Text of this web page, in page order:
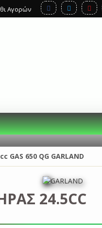
Αγορών
650 QG GARLAND
24.5CC